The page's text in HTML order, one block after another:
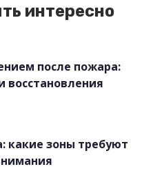
интересно
после пожара:
восстановления
какие зоны требуют